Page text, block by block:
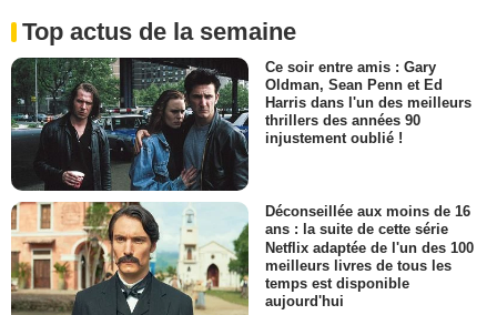
Top actus de la semaine
Ce soir entre amis : Gary
Oldman, Sean Penn et Ed
Harris dans l'un des meilleurs
thrillers des années 90
injustement oublié !
Déconseillée aux moins de 16
ans : la suite de cette série
Netflix adaptée de l'un des 100
meilleurs livres de tous les
temps est disponible
aujourd'hui